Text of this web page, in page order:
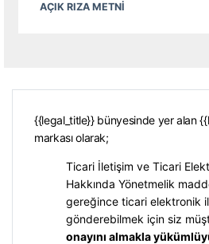
AÇIK RIZA METNI
{{legal_title}} bünyesinde yer alan
markası olarak;
Ticari İletişim ve Ticari
Hakkında Yönetmelik
gereğince ticari elektronik
gönderebilmek için siz
onayını almakla